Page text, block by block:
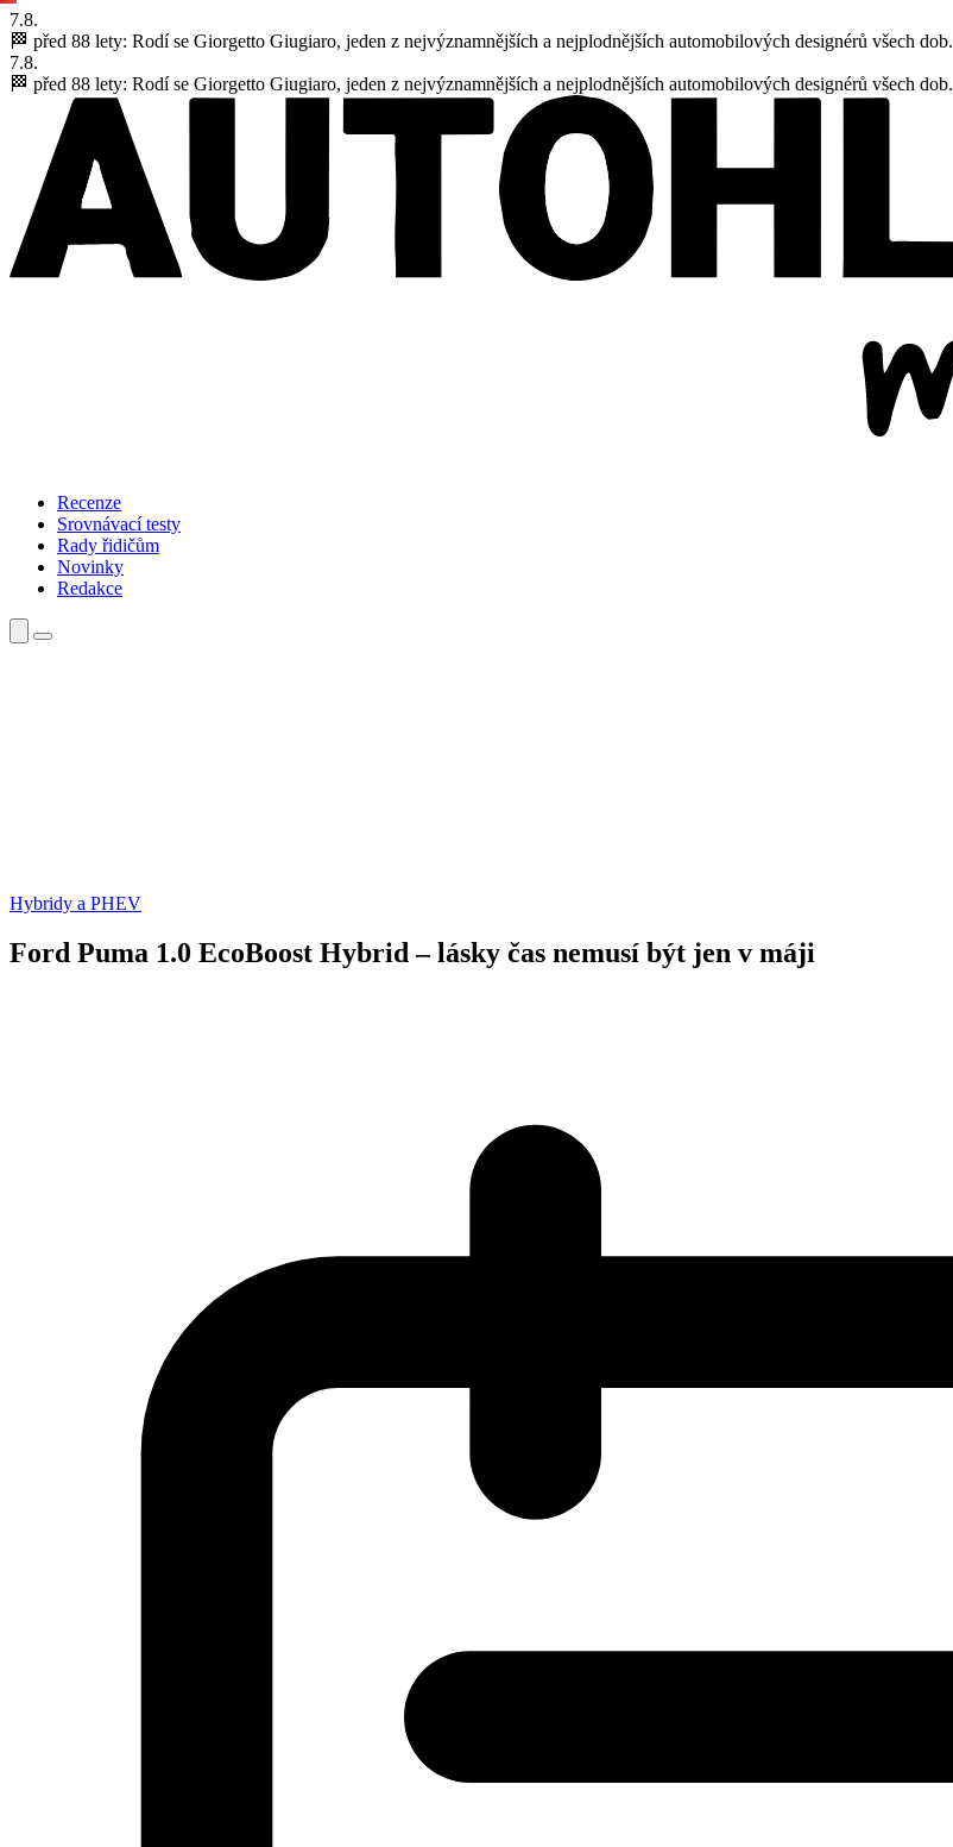
7.8.
🏁 před 88 lety: Rodí se Giorgetto Giugiaro, jeden z nejvýznamnějších a nejplodnějších automobilových designérů všech dob.
7.8.
🏁 před 88 lety: Rodí se Giorgetto Giugiaro, jeden z nejvýznamnějších a nejplodnějších automobilových designérů všech dob.
Recenze
Srovnávací testy
Rady řidičům
Novinky
Redakce
Hybridy a PHEV
Ford Puma 1.0 EcoBoost Hybrid – lásky čas nemusí být jen v máji